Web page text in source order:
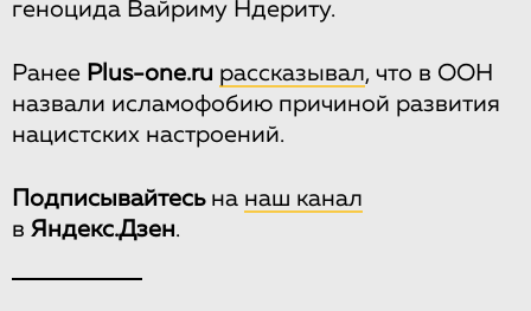
геноцида Вайриму Ндериту.
Ранее Рlus-one.ru рассказывал, что в ООН
назвали исламофобию причиной развития
нацистских настроений.
Подписывайтесьна наш канал
в Яндекс.Дзен.